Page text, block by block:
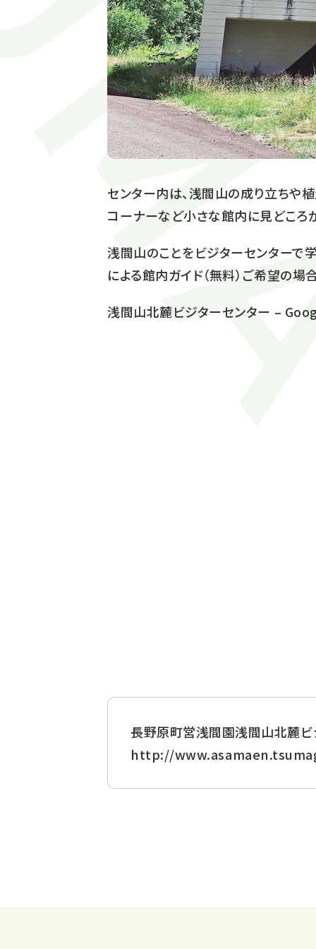
センター内は、浅間山の成り立ちや
コーナーなど小さな館内に見どころ
浅間山のことをビジターセンターで
による館内ガイド（無料）ご希望の
浅間山北麓ビジターセンター –
長野原町営浅間園浅間山北麓ビ
http://